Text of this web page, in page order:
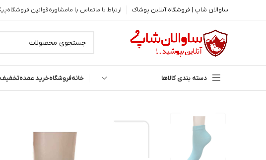
ساوالان شاپ | فروشگاه آنلاین پوشاک ارتباط با ماتماس با مامشاورهقوانین فروشگاه
دسته بندی کالاها خانهفروشگاهخرید عمدهتخفیف